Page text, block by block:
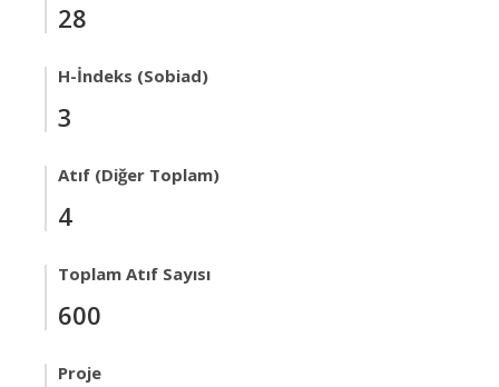
28
H-İndeks (Sobiad)
3
Atıf (Diğer Toplam)
4
Toplam Atıf Sayısı
600
Proje